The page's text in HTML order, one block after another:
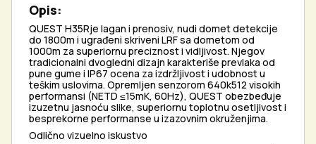
Opis:
QUEST H35Rje lagan i prenosiv, nudi domet detekcije
do 1800m i ugrađeni skriveni LRF sa dometom od
1000m za superiornu preciznost i vidljivost. Njegov
tradicionalni dvogledni dizajn karakteriše prevlaka od
pune gume i IP67 ocena za izdržljivost i udobnost u
teškim uslovima. Opremljen senzorom 640k512 visokih
performansi (NETD ≤15mK, 60Hz), QUEST obezbeđuje
izuzetnu jasnoću slike, superiornu toplotnu osetljivost i
besprekorne performanse u izazovnim okruženjima.
Odlično vizuelno iskustvo